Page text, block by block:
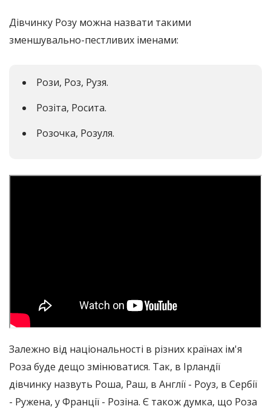
Дівчинку Розу можна назвати такими
зменшувально-пестливих іменами:
Рози, Роз, Рузя.
Розіта, Росита.
Розочка, Розуля.
Залежно від національності в різних країнах ім'я
Роза буде дещо змінюватися. Так, в Ірландії
дівчинку назвуть Роша, Раш, в Англії - Роуз, в Сербії
- Ружена, у Франції - Розіна. Є також думка, що Роза